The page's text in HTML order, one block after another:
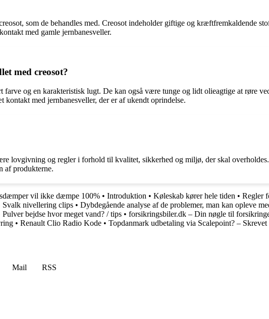
som de behandles med. Creosot indeholder giftige og kræftfremkaldende
med gamle jernbanesveller.
med creosot?
og en karakteristisk lugt. De kan også være tunge og lidt olieagtige at røre
med jernbanesveller, der er af ukendt oprindelse.
lovgivning og regler i forhold til kvalitet, sikkerhed og miljø, der skal
af produkterne.
vil ikke dæmpe 100% • Introduktion • Køleskab kører hele tiden • Regler
Svalk nivellering clips • Dybdegående analyse af de problemer, man kan opleve
Pulver bejdse hvor meget vand? / tips • forsikringsbiler.dk – Din nøgle til
• Renault Clio Radio Kode • Topdanmark udbetaling via Scalepoint? – Skrevet
Mail
RSS